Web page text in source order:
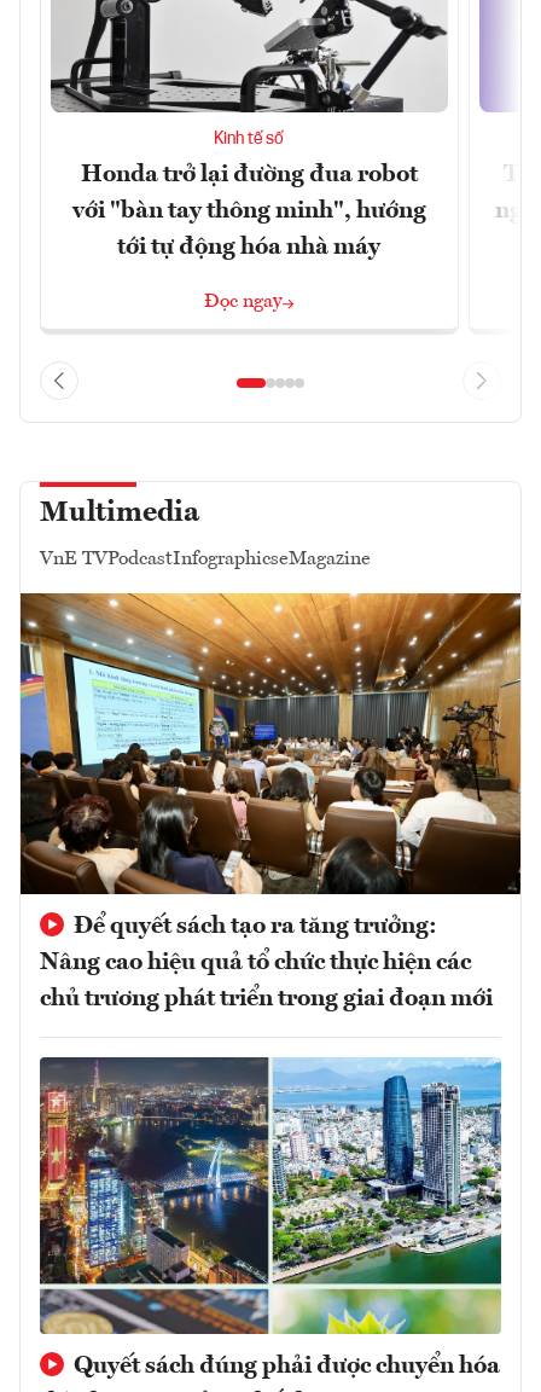
Kinh tế số
Honda trở lại đường đua robot
với "bàn tay thông minh", hướng
tới tự động hóa nhà máy
Đọc ngay
Multimedia
VnE TVPodcastInfographicseMagazine
Để quyết sách tạo ra tăng trưởng:
Nâng cao hiệu quả tổ chức thực hiện các
chủ trương phát triển trong giai đoạn mới
Quyết sách đúng phải được chuyển hóa